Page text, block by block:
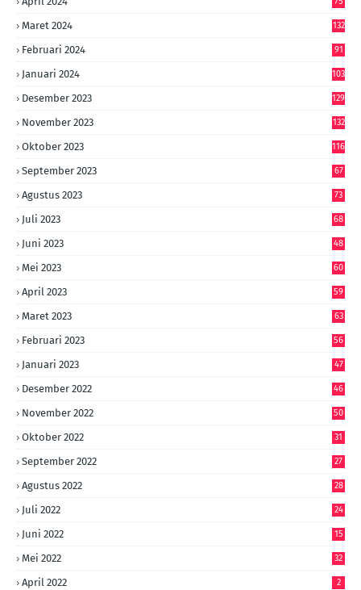
Maret 2024 132
Februari 2024 91
Januari 2024 103
Desember 2023 129
November 2023 132
Oktober 2023 116
September 2023 67
Agustus 2023 73
Juli 2023 68
Juni 2023 48
Mei 2023 60
April 2023 59
Maret 2023 63
Februari 2023 56
Januari 2023 47
Desember 2022 46
November 2022 50
Oktober 2022 31
September 2022 27
Agustus 2022 28
Juli 2022 24
Juni 2022 15
Mei 2022 32
April 2022 2